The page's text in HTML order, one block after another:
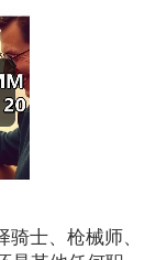
士、枪械师、